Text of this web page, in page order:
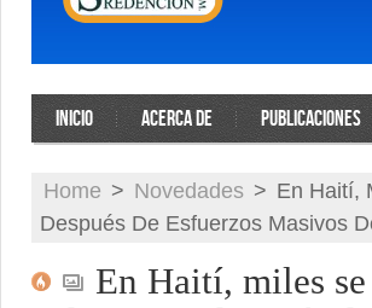
INICIO ACERCA DE PUBLICACIONES
Home > Novedades > En Haití,
Después De Esfuerzos Masivos
En Haití, miles